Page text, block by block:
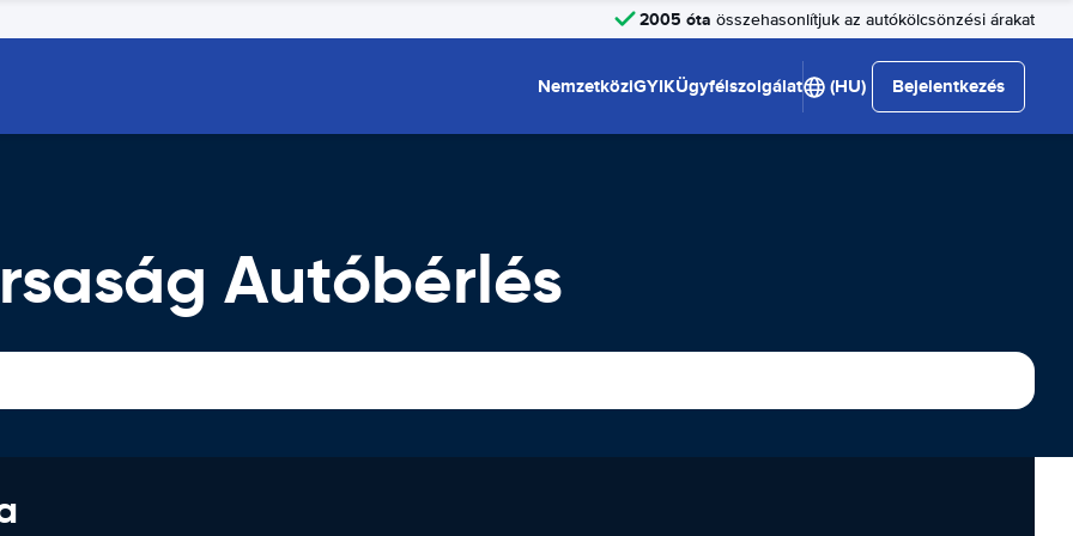
2005 óta összehasonlítjuk az autókölcsönzési árakat
NemzetköziGYIKÜgyfélszolgálat (HU) Bejelentkezés
Autóbérlés